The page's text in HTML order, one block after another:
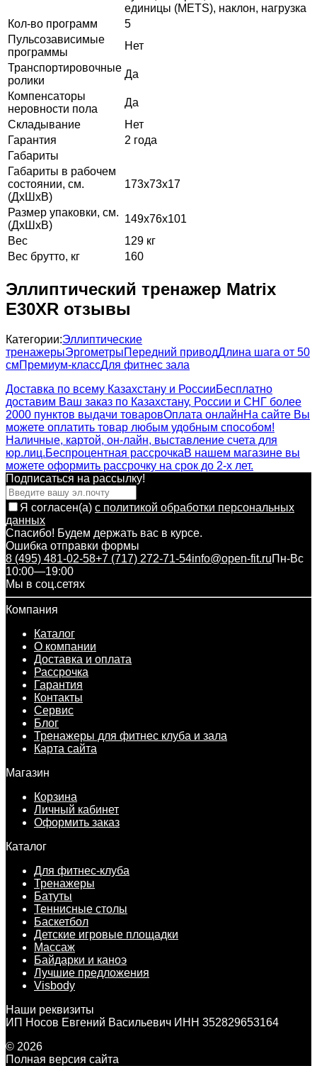
единицы (METS), наклон, нагрузка
Кол-во программ
5
Пульсозависимые
программы
Нет
Транспортировочные
ролики
Да
Компенсаторы
неровности пола
Да
Складывание
Нет
Гарантия
2 года
Габариты
Габариты в рабочем
состоянии, см.
(ДхШхВ)
173x73x17
Размер упаковки, см.
(ДхШхВ)
149x76x101
Вес
129 кг
Вес брутто, кг
160
Эллиптический тренажер Matrix
E30XR отзывы
Категории:Эллиптические
тренажерыЭргометрыПередний приводДлина шага от 50
смПремиум-классДля фитнес зала
Доставка по всему Казахстану и РоссииБесплатно
доставим Ваш заказ по Казахстану, России и СНГ более
2000 пунктов выдачи товаровОплата онлайнНа сайте Вы
можете оплатить товар любым удобным способом!
Наличные, картой, он-лайн, выставление счета для
юр.лиц.Беспроцентная рассрочкаВ нашем магазине вы
можете оформить рассрочку на срок до 2-х лет.
Подписаться на рассылкy!
Я согласен(a) с политикой обработки персональных
данных
Спасибо! Будем держать вас в курсе.
Ошибка отправки формы
8 (495) 481-02-58+7 (717) 272-71-54info@open-fit.ruПн-Вс
10:00—19:00
Мы в соц.сетях
Компания
Каталог
О компании
Доставка и оплата
Рассрочка
Гарантия
Контакты
Сервис
Блог
Тренажеры для фитнес клуба и зала
Карта сайта
Магазин
Корзина
Личный кабинет
Оформить заказ
Каталог
Для фитнес-клуба
Тренажеры
Батуты
Теннисные столы
Баскетбол
Детские игровые площадки
Массаж
Байдарки и каноэ
Лучшие предложения
Visbody
Наши реквизиты
ИП Носов Евгений Васильевич ИНН 352829653164
© 2026
Полная версия сайта